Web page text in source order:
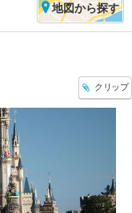
地図から探す
クリップ